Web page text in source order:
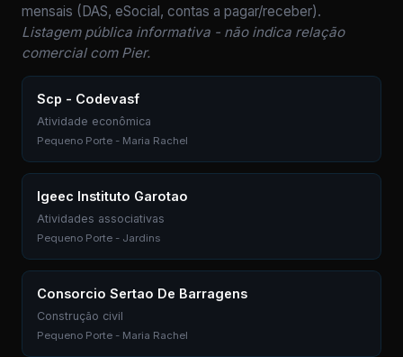
mensais (DAS, eSocial, contas a pagar/receber).
Listagem pública informativa - não indica relação
comercial com Pier.
Scp - Codevasf
Atividade econômica
Pequeno Porte - Maria Rachel
Igeec Instituto Garotao
Atividades associativas
Pequeno Porte - Jardins
Consorcio Sertao De Barragens
Construção civil
Pequeno Porte - Maria Rachel